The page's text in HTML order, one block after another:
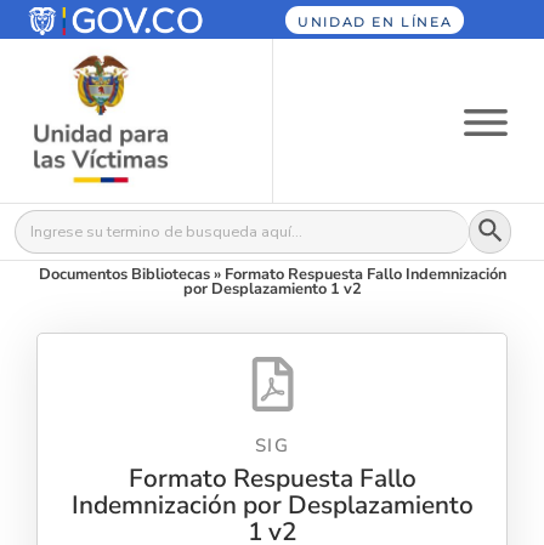
UNIDAD EN LÍNEA
Buscar: Botón
Documentos Bibliotecas» Formato Respuesta Fallo Indemnización
por Desplazamiento 1 v2
SIG
Formato Respuesta Fallo
Indemnización por Desplazamiento
1 v2